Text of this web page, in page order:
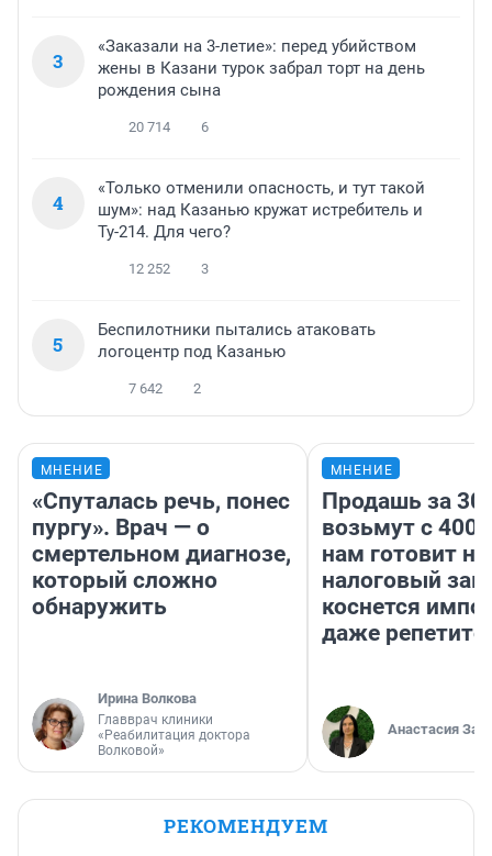
3
«Заказали на 3-летие»: перед убийством
жены в Казани турок забрал торт на день
рождения сына
20 714 6
4
«Только отменили опасность, и тут такой
шум»: над Казанью кружат истребитель и
Ту-214. Для чего?
12 252 3
5
Беспилотники пытались атаковать
логоцентр под Казанью
7 642 2
МНЕНИЕ
«Спуталась речь, понес
пургу». Врач — о
смертельном диагнозе,
который сложно
обнаружить
Ирина Волкова
Главврач клиники
«Реабилитация доктора
Волковой»
МНЕНИЕ
Продашь за
возьмут с
нам готовит
налоговый
коснется
даже
Анастасия
РЕКОМЕНДУЕМ